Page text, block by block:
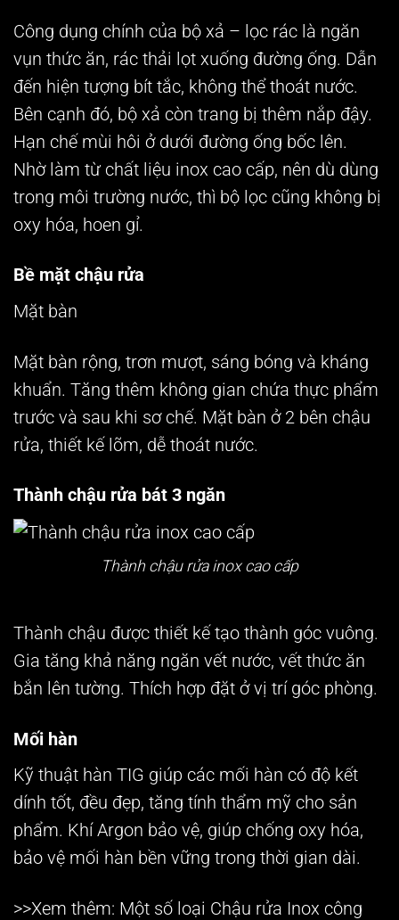
Công dụng chính của bộ xả – lọc rác là ngăn
vụn thức ăn, rác thải lọt xuống đường ống. Dẫn
đến hiện tượng bít tắc, không thể thoát nước.
Bên cạnh đó, bộ xả còn trang bị thêm nắp đậy.
Hạn chế mùi hôi ở dưới đường ống bốc lên.
Nhờ làm từ chất liệu inox cao cấp, nên dù dùng
trong môi trường nước, thì bộ lọc cũng không bị
oxy hóa, hoen gỉ.
Bề mặt chậu rửa
Mặt bàn
Mặt bàn rộng, trơn mượt, sáng bóng và kháng
khuẩn. Tăng thêm không gian chứa thực phẩm
trước và sau khi sơ chế. Mặt bàn ở 2 bên chậu
rửa, thiết kế lõm, dễ thoát nước.
Thành chậu rửa bát 3 ngăn
Thành chậu rửa inox cao cấp
Thành chậu được thiết kế tạo thành góc vuông.
Gia tăng khả năng ngăn vết nước, vết thức ăn
bắn lên tường. Thích hợp đặt ở vị trí góc phòng.
Mối hàn
Kỹ thuật hàn TIG giúp các mối hàn có độ kết
dính tốt, đều đẹp, tăng tính thẩm mỹ cho sản
phẩm. Khí Argon bảo vệ, giúp chống oxy hóa,
bảo vệ mối hàn bền vững trong thời gian dài.
>>Xem thêm: Một số loại Chậu rửa Inox công